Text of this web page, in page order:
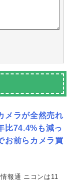
メラが全然売れ
比74.4%も減っ
お前らカメラ買
報通 ニコンは11